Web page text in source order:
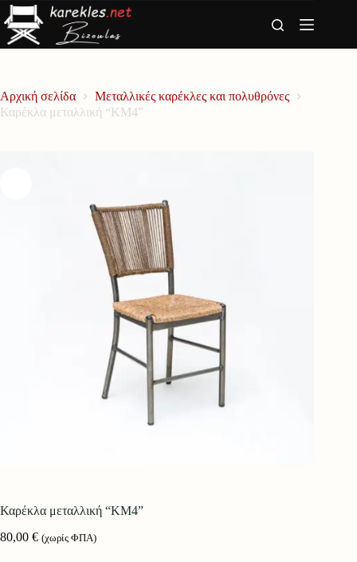
Μετάβαση
στο
περιεχόμενο
Αρχική σελίδα
Μεταλλικές καρέκλες και πολυθρόνες
Καρέκλα μεταλλική “ΚΜ4”
Καρέκλα μεταλλική “ΚΜ4”
80,00 € (χωρίς ΦΠΑ)